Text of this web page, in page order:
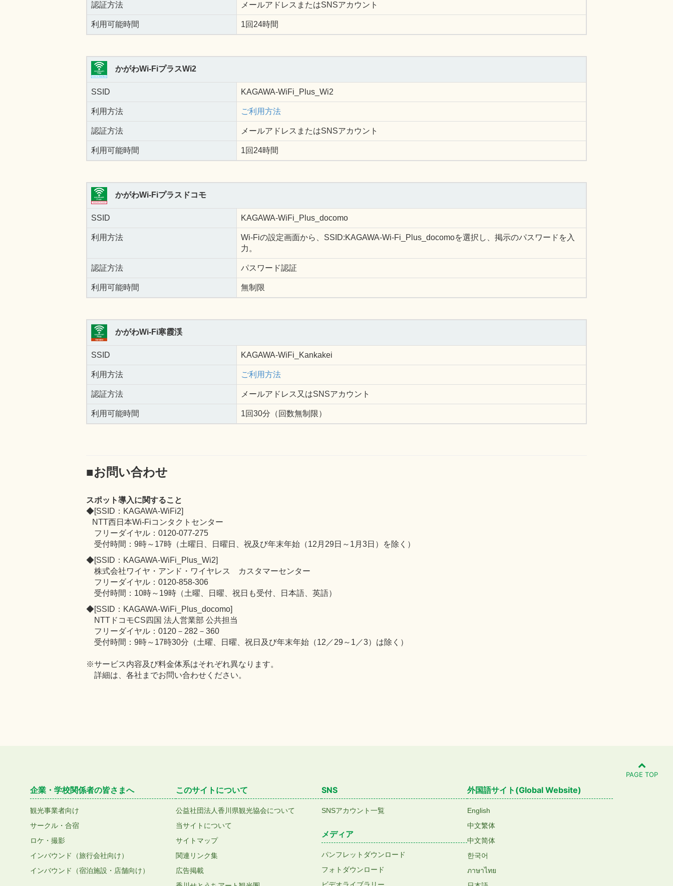
認証方法 メールアドレスまたはSNSアカウント
利用可能時間 1回24時間
かがわWi-FiプラスWi2
SSID KAGAWA-WiFi_Plus_Wi2
利用方法 ご利用方法
認証方法 メールアドレスまたはSNSアカウント
利用可能時間 1回24時間
かがわWi-Fiプラスドコモ
SSID KAGAWA-WiFi_Plus_docomo
利用方法
Wi-Fiの設定画面から、SSID:KAGAWA-Wi-Fi_Plus_docomoを選択し、掲示のパスワードを入
力。
認証方法 パスワード認証
利用可能時間 無制限
かがわWi-Fi寒霞渓
SSID KAGAWA-WiFi_Kankakei
利用方法 ご利用方法
認証方法 メールアドレス又はSNSアカウント
利用可能時間 1回30分（回数無制限）
■お問い合わせ
スポット導入に関すること
◆[SSID：KAGAWA-WiFi2]
NTT西日本Wi-Fiコンタクトセンター
フリーダイヤル：0120-077-275
受付時間：9時～17時（土曜日、日曜日、祝及び年末年始（12月29日～1月3日）を除く）
◆[SSID：KAGAWA-WiFi_Plus_Wi2]
株式会社ワイヤ・アンド・ワイヤレス カスタマーセンター
フリーダイヤル：0120-858-306
受付時間：10時～19時（土曜、日曜、祝日も受付、日本語、英語）
◆[SSID：KAGAWA-WiFi_Plus_docomo]
NTTドコモCS四国 法人営業部 公共担当
フリーダイヤル：0120－282－360
受付時間：9時～17時30分（土曜、日曜、祝日及び年末年始（12／29～1／3）は除く）
※サービス内容及び料金体系はそれぞれ異なります。
詳細は、各社までお問い合わせください。
PAGE TOP
企業・学校関係者の皆さまへ
観光事業者向け
サークル・合宿
ロケ・撮影
インバウンド（旅行会社向け）
インバウンド（宿泊施設・店舗向け）
このサイトについて
公益社団法人香川県観光協会について
当サイトについて
サイトマップ
関連リンク集
広告掲載
SNS
SNSアカウント一覧
メディア
パンフレットダウンロード
フォトダウンロード
外国語サイト(Global Website)
English
中文繁体
中文简体
한국어
ภาษาไทย